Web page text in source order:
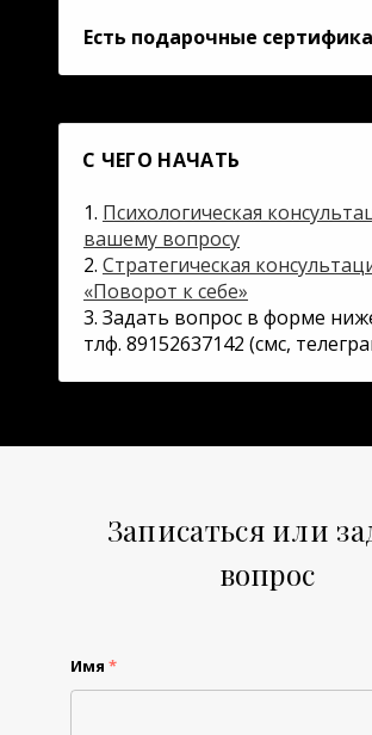
Есть подарочные
С ЧЕГО НАЧАТЬ
1. Психологическая
вашему вопросу
2. Стратегическая
«Поворот к себе»
3. Задать вопрос в форме
тлф. 89152637142 (смс,
Записаться или
вопрос
Имя *